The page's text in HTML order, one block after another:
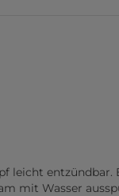
leicht entzündbar.
mit Wasser